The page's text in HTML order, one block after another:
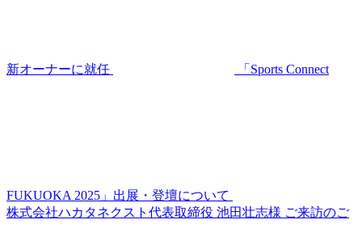
新オーナーに就任 「Sports Connect
FUKUOKA 2025」出展・登壇について
株式会社ハカタネクスト代表取締役 池田壮志様 ご来訪のご